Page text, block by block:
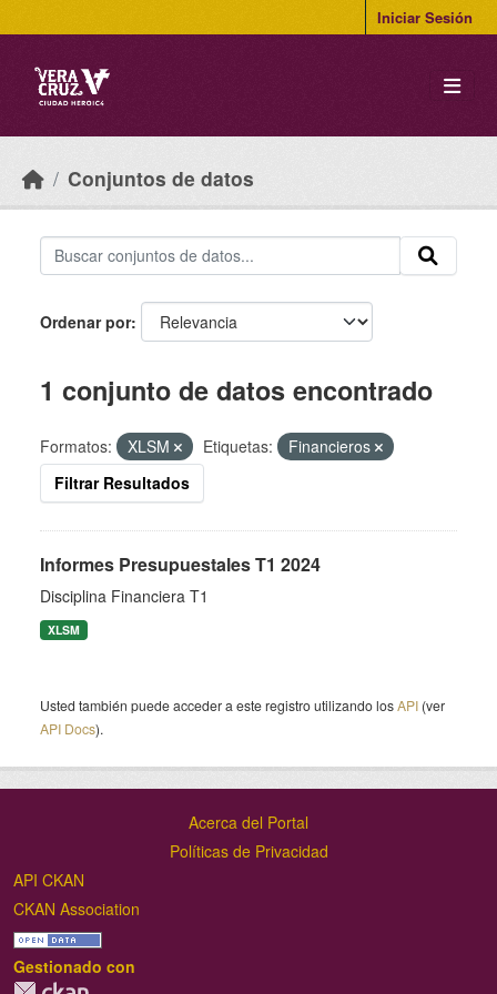
Iniciar Sesión
Conjuntos de datos
Ordenar por
1 conjunto de datos encontrado
Formatos: XLSM Etiquetas:
Financieros
Filtrar Resultados
Informes Presupuestales T1 2024
Disciplina Financiera T1
XLSM
Usted también puede acceder a este registro utilizando losAPI (ver
API Docs).
Acerca del Portal
Políticas de Privacidad
API CKAN
CKAN Association
Gestionado con